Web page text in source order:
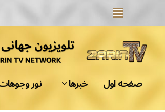
صفحه اول خبرها نور